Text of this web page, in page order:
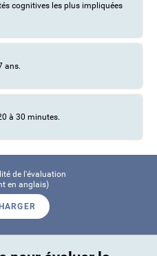
cognitives les plus impliquées
ans.
à 30 minutes.
de l'évaluation
en anglais)